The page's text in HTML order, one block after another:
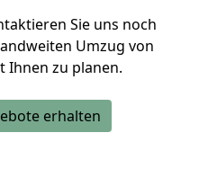
Sie uns noch
Umzug von
Ihnen zu planen.
erhalten